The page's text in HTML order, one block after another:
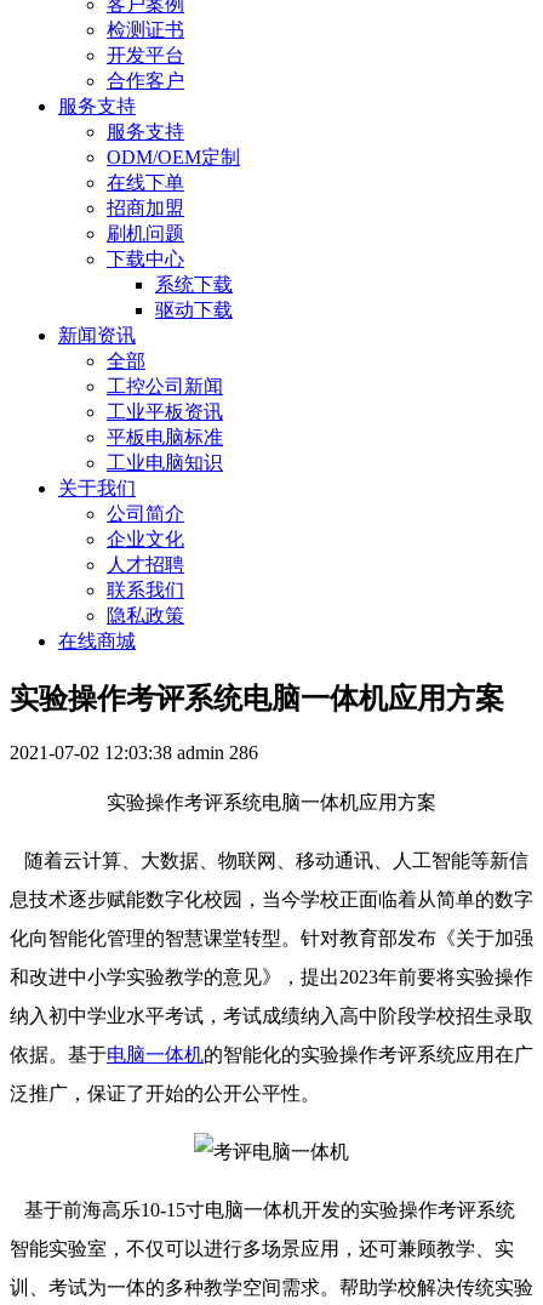
客户案例
检测证书
开发平台
合作客户
服务支持
服务支持
ODM/OEM定制
在线下单
招商加盟
刷机问题
下载中心
系统下载
驱动下载
新闻资讯
全部
工控公司新闻
工业平板资讯
平板电脑标准
工业电脑知识
关于我们
公司简介
企业文化
人才招聘
联系我们
隐私政策
在线商城
实验操作考评系统电脑一体机应用方案
2021-07-02 12:03:38 admin 286
实验操作考评系统电脑一体机应用方案
随着云计算、大数据、物联网、移动通讯、人工智能等新信
息技术逐步赋能数字化校园，当今学校正面临着从简单的数字
化向智能化管理的智慧课堂转型。针对教育部发布《关于加强
和改进中小学实验教学的意见》，提出2023年前要将实验操作
纳入初中学业水平考试，考试成绩纳入高中阶段学校招生录取
依据。基于电脑一体机的智能化的实验操作考评系统应用在广
泛推广，保证了开始的公开公平性。
基于前海高乐10-15寸电脑一体机开发的实验操作考评系统
智能实验室，不仅可以进行多场景应用，还可兼顾教学、实
训、考试为一体的多种教学空间需求。帮助学校解决传统实验